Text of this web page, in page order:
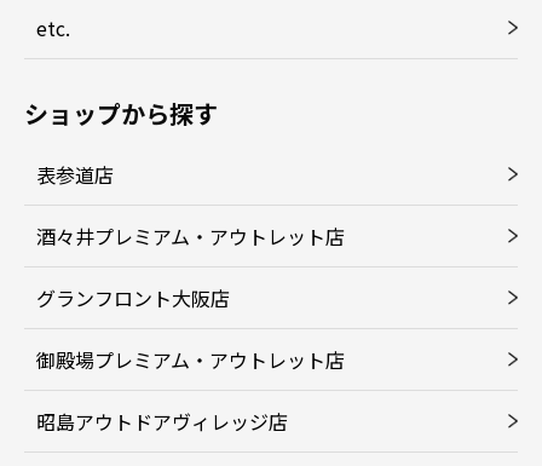
etc.
ショップから探す
表参道店
酒々井プレミアム・アウトレット店
グランフロント大阪店
御殿場プレミアム・アウトレット店
昭島アウトドアヴィレッジ店